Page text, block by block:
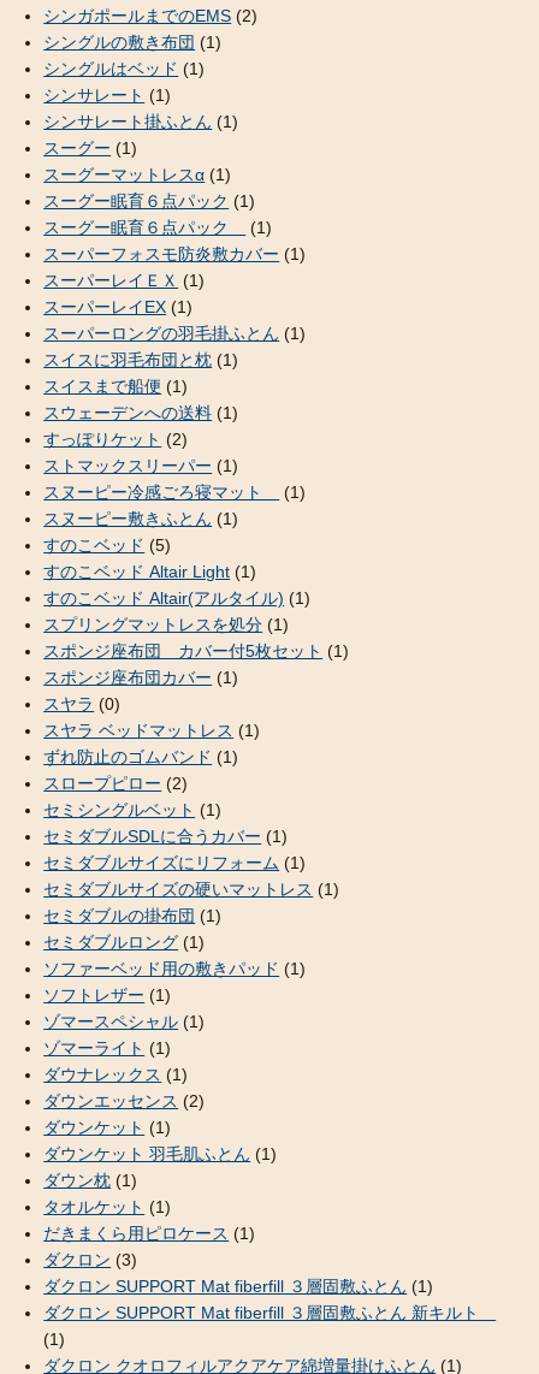
シンガポールまでのEMS (2)
シングルの敷き布団 (1)
シングルはベッド (1)
シンサレート (1)
シンサレート掛ふとん (1)
スーグー (1)
スーグーマットレスα (1)
スーグー眠育６点パック (1)
スーグー眠育６点パック
(1)
スーパーフォスモ防炎敷カバー (1)
スーパーレイＥＸ (1)
スーパーレイEX (1)
スーパーロングの羽毛掛ふとん (1)
スイスに羽毛布団と枕 (1)
スイスまで船便 (1)
スウェーデンへの送料 (1)
すっぽりケット (2)
ストマックスリーパー (1)
スヌーピー冷感ごろ寝マット
(1)
スヌーピー敷きふとん (1)
すのこベッド (5)
すのこベッド Altair Light (1)
すのこベッド Altair(アルタイル) (1)
スプリングマットレスを処分 (1)
スポンジ座布団 カバー付5枚セット (1)
スポンジ座布団カバー (1)
スヤラ (0)
スヤラ ベッドマットレス (1)
ずれ防止のゴムバンド (1)
スロープピロー (2)
セミシングルベット (1)
セミダブルSDLに合うカバー (1)
セミダブルサイズにリフォーム (1)
セミダブルサイズの硬いマットレス (1)
セミダブルの掛布団 (1)
セミダブルロング (1)
ソファーベッド用の敷きパッド (1)
ソフトレザー (1)
ゾマースペシャル (1)
ゾマーライト (1)
ダウナレックス (1)
ダウンエッセンス (2)
ダウンケット (1)
ダウンケット 羽毛肌ふとん (1)
ダウン枕 (1)
タオルケット (1)
だきまくら用ピロケース (1)
ダクロン (3)
ダクロン SUPPORT Mat fiberfill ３層固敷ふとん (1)
ダクロン SUPPORT Mat fiberfill ３層固敷ふとん 新キルト
(1)
ダクロン クオロフィルアクアケア綿増量掛けふとん (1)